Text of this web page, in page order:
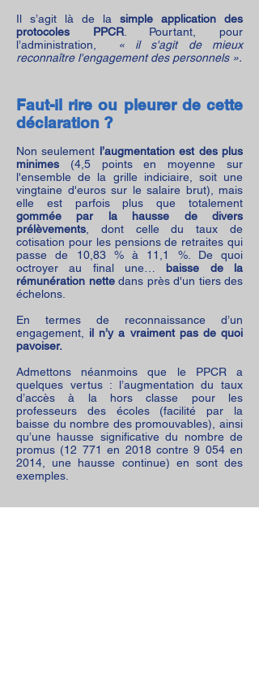
Il s’agit là de la simple application des
protocoles PPCR. Pourtant, pour
l’administration,
« il s'agit de mieux
reconnaître l'engagement des personnels ».
Faut-il rire ou pleurer de cette
déclaration ?
Non seulement l’augmentation est des plus
minimes (4,5 points en moyenne sur
l'ensemble de la grille indiciaire, soit une
vingtaine d'euros sur le salaire brut), mais
elle est parfois plus que totalement
gommée par la hausse de divers
prélèvements , dont celle du taux de
cotisation pour les pensions de retraites qui
passe de 10,83 % à 11,1 %. De quoi
octroyer au final une… baisse de la
rémunération nettedans près d'un tiers des
échelons.
En termes de reconnaissance d’un
engagement, il n’y a vraiment pas de quoi
pavoiser.
Admettons néanmoins que le PPCR a
quelques vertus : l’augmentation du taux
d’accès à la hors classe pour les
professeurs des écoles (facilité par la
baisse du nombre des promouvables), ainsi
qu’une hausse significative du nombre de
promus (12 771 en 2018 contre 9 054 en
2014, une hausse continue) en sont des
exemples.